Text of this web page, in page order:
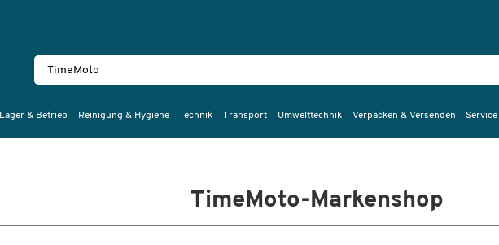
Lager & Betrieb Reinigung & Hygiene Technik Transport Umwelttechnik Verpacken & Versenden
TimeMoto-Markenshop